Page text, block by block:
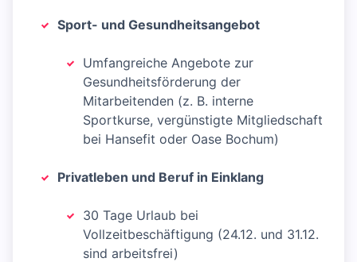
Sport- und Gesundheitsangebot
Umfangreiche Angebote zur
Gesundheitsförderung der
Mitarbeitenden (z. B. interne
Sportkurse, vergünstigte Mitgliedschaft
bei Hansefit oder Oase Bochum)
Privatleben und Beruf in Einklang
30 Tage Urlaub bei
Vollzeitbeschäftigung (24.12. und 31.12.
sind arbeitsfrei)